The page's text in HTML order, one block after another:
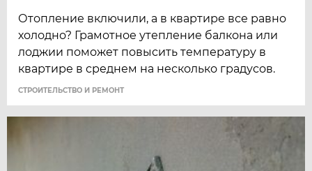
Отопление включили, а в квартире все равно
холодно? Грамотное утепление балкона или
лоджии поможет повысить температуру в
квартире в среднем на несколько градусов.
СТРОИТЕЛЬСТВО И РЕМОНТ